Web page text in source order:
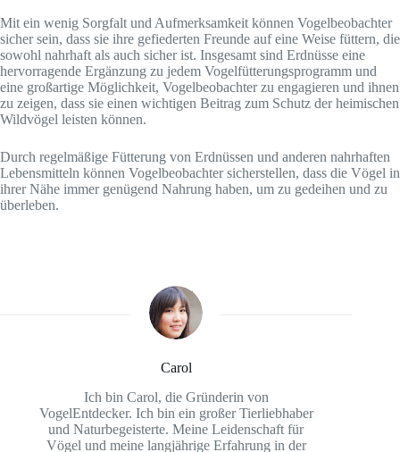
Mit ein wenig Sorgfalt und Aufmerksamkeit können Vogelbeobachter
sicher sein, dass sie ihre gefiederten Freunde auf eine Weise füttern, die
sowohl nahrhaft als auch sicher ist. Insgesamt sind Erdnüsse eine
hervorragende Ergänzung zu jedem Vogelfütterungsprogramm und
eine großartige Möglichkeit, Vogelbeobachter zu engagieren und ihnen
zu zeigen, dass sie einen wichtigen Beitrag zum Schutz der heimischen
Wildvögel leisten können.
Durch regelmäßige Fütterung von Erdnüssen und anderen nahrhaften
Lebensmitteln können Vogelbeobachter sicherstellen, dass die Vögel in
ihrer Nähe immer genügend Nahrung haben, um zu gedeihen und zu
überleben.
Carol
Ich bin Carol, die Gründerin von
VogelEntdecker. Ich bin ein großer Tierliebhaber
und Naturbegeisterte. Meine Leidenschaft für
Vögel und meine langjährige Erfahrung in der